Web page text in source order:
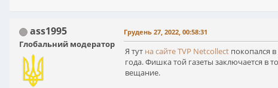
ass1995
Глобальний модератор
Грудень 27, 2022, 00:58:31
Я тут на сайте TVP Netcollect покопался
года. Фишка той газеты заключается в
вещание.